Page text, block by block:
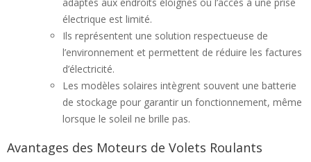
électrique est limité.
Ils représentent une solution respectueuse de
l’environnement et permettent de réduire les factures
d’électricité.
Les modèles solaires intègrent souvent une batterie
de stockage pour garantir un fonctionnement, même
lorsque le soleil ne brille pas.
Avantages des Moteurs de Volets Roulants